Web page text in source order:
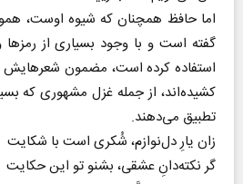
اما حافظ همچنان که شیوه اوست،
گفته است و با وجود بسیاری از
استفاده کرده است، مضمون
کشیده‌اند، از جمله غزل مشهوری که
تطبیق می‌دهند.
زان یارِ دل‌نوازم، شُکری است با شکایت
گر نکته‌دانِ عشقی، بشنو تو این حکایت